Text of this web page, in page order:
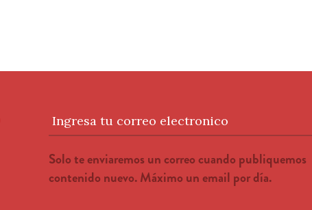
Ingresa tu correo electronico
Solo te enviaremos un correo cuando publiquemos
contenido nuevo. Máximo un email por día.